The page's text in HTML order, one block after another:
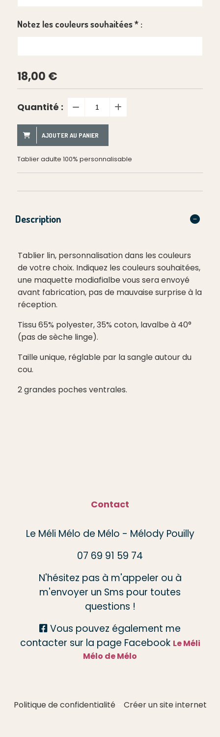
Notez les couleurs souhaitées* :
18,00 €
Quantité :
AJOUTER AU PANIER
Tablier adulte 100% personnalisable
Description
Tablier lin, personnalisation dans les couleurs
de votre choix. Indiquez les couleurs souhaitées,
une maquette modiafialbe vous sera envoyé
avant fabrication, pas de mauvaise surprise à la
réception.
Tissu 65% polyester, 35% coton, lavalbe à 40°
(pas de sèche linge).
Taille unique, réglable par la sangle autour du
cou.
2 grandes poches ventrales.
Contact
Le Méli Mélo de Mélo - Mélody Pouilly
07 69 91 59 74
N'hésitez pas à m'appeler ou à
m'envoyer un Sms pour toutes
questions !
 Vous pouvez également me
contacter sur la page Facebook Le Méli
Mélo de Mélo
Politique de confidentialité Créer un site internet